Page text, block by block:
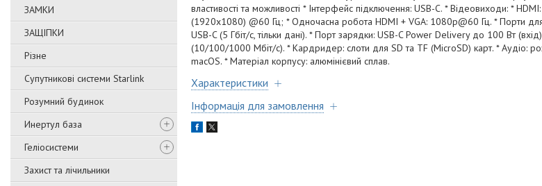
ЗАМКИ
ЗАЩІПКИ
Різне
Супутникові системи Starlink
Розумний будинок
Инертул база
Геліосистеми
Захист та лічильники
властивості та можливості * Інтерфейс підключення: USB-C. * Відеовиходи: *
(1920x1080) @60 Гц; * Одночасна робота HDMI + VGA: 1080p@60 Гц. * Порти
USB-C (5 Гбіт/с, тільки дані). * Порт зарядки: USB-C Power Delivery до 100 Вт
(10/100/1000 Мбіт/с). * Кардридер: слоти для SD та TF (MicroSD) карт. * Аудіо:
macOS. * Матеріал корпусу: алюмінієвий сплав.
Характеристики
Інформація для замовлення